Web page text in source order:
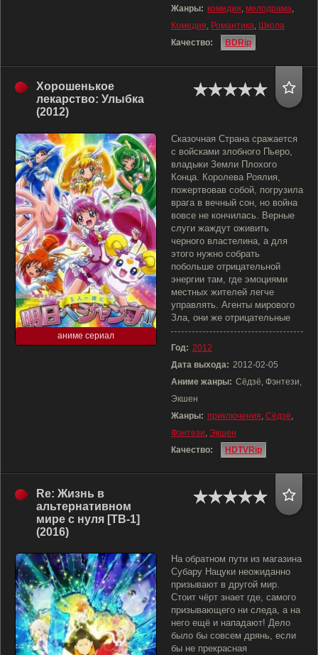
Жанры: комедия, мелодрама,
Комедия, Романтика, Школа
Качество:
BDRip
Хорошенькое
лекарство: Улыбка
(2012)
аниме сериал
Сказочная Страна сражается
с войсками злобного Пьеро,
владыки Земли Плохого
Конца. Королева Роялия,
пожертвовав собой, погрузила
врага в вечный сон, но война
вовсе не кончилась. Верные
слуги жаждут оживить
черного властелина, а для
этого нужно собрать
побольше отрицательной
энергии там, где эмоциями
местных жителей легче
управлять. Агенты мирового
Зла, они же отрицательные
Год: 2012
Дата выхода: 2012-02-05
Аниме жанры: Сёдзё, Фэнтези,
Экшен
Жанры: приключения, Сёдзё,
Фэнтези, Экшен
Качество:
HDTVRip
Re: Жизнь в
альтернативном
мире с нуля [ТВ-1]
(2016)
На обратном пути из магазина
Субару Нацуки неожиданно
призывают в другой мир.
Стоит чёрт знает где, самого
призывающего ни следа, а на
него ещё и нападают! Дело
было бы совсем дрянь, если
бы не прекрасная